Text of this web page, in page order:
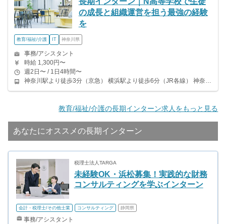
の成長と組織運営を担う最強の経験
を
教育/福祉/介護 IT 神奈川県
事務/アシスタント
時給 1,300円〜
週2日〜 / 1日4時間〜
神奈川駅より徒歩3分（京急） 横浜駅より徒歩6分（JR各線） 神奈川県内の他キャンパスでも勤務も可能です！ ご相談ください。 （溝の口CP、川崎CP、湘南平塚CP）
教育/福祉/介護の長期インターン求人をもっと見る
あなたにオススメの長期インターン
税理士法人TARGA
未経験OK・浜松募集！実践的な財務
コンサルティングを学ぶインターン
会計・税理士/その他士業 コンサルティング 静岡県
事務/アシスタント